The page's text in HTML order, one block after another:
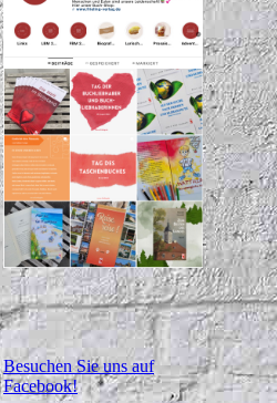
Besuchen Sie uns auf
Facebook!